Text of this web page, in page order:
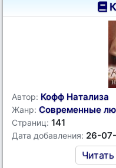
Автор: Кофф Натализа
Жанр: Современные
Страниц: 141
Дата добавления: 26-
Читать